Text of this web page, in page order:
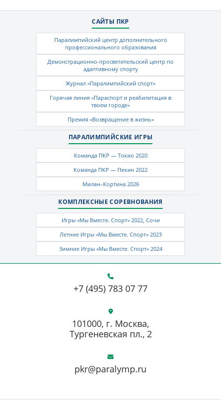
САЙТЫ ПКР
Паралимпийский центр дополнительного
профессионального образования
Демонстрационно-просветительский центр по
адаптивному спорту
Журнал «Паралимпийский спорт»
Горячая линия «Параспорт и реабилитация в
твоем городе»
Премия «Возвращение в жизнь»
ПАРАЛИМПИЙСКИЕ ИГРЫ
Команда ПКР — Токио 2020
Команда ПКР — Пекин 2022
Милан–Кортина 2026
КОМПЛЕКСНЫЕ СОРЕВНОВАНИЯ
Игры «Мы Вместе. Спорт» 2022, Сочи
Летние Игры «Мы Вместе. Спорт» 2023
Зимние Игры «Мы Вместе. Спорт» 2024
+7 (495) 783 07 77
pkr@paralymp.ru
101000, г. Москва,
Тургеневская пл., 2